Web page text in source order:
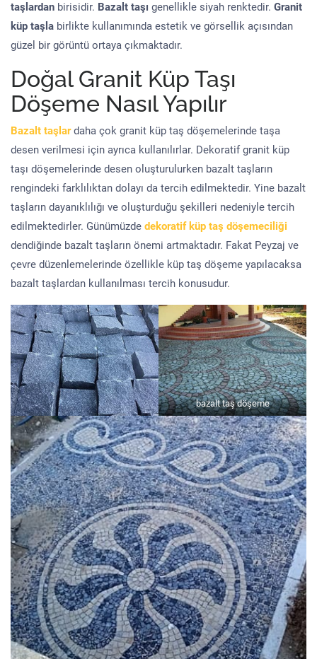
taşlardan birisidir. Bazalt taşı genellikle siyah renktedir. Granit
küp taşla birlikte kullanımında estetik ve görsellik açısından
güzel bir görüntü ortaya çıkmaktadır.
Doğal Granit Küp Taşı
Döşeme Nasıl Yapılır
Bazalt taşlardaha çok granit küp taş döşemelerinde taşa
desen verilmesi için ayrıca kullanılırlar. Dekoratif granit küp
taşı döşemelerinde desen oluşturulurken bazalt taşların
rengindeki farklılıktan dolayı da tercih edilmektedir. Yine bazalt
taşların dayanıklılığı ve oluşturduğu şekilleri nedeniyle tercih
edilmektedirler. Günümüzde dekoratif küp taş döşemeciliği
dendiğinde bazalt taşların önemi artmaktadır. Fakat Peyzaj ve
çevre düzenlemelerinde özellikle küp taş döşeme yapılacaksa
bazalt taşlardan kullanılması tercih konusudur.
bazalt taş döşeme